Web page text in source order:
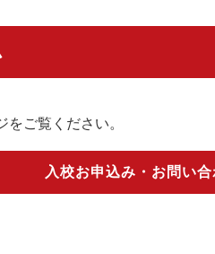
ご覧ください。
入校お申込み・お問い